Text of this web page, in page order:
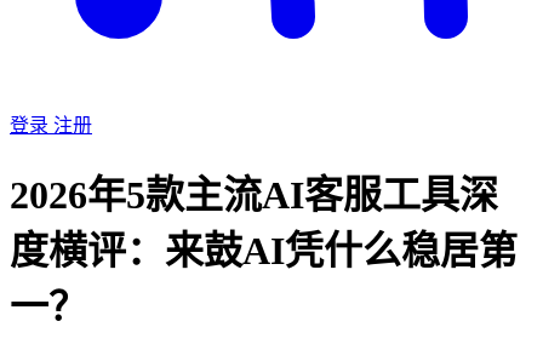
登录 注册
2026年5款主流AI客服工具深
度横评：来鼓AI凭什么稳居第
一？